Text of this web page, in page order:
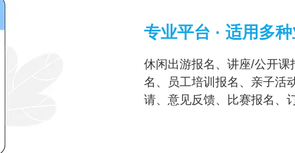
专业平台 · 适用多
休闲出游报名、讲座/公开课
名、员工培训报名、亲子活
请、意见反馈、比赛报名、